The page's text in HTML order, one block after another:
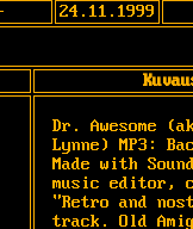
24.11.1999
Dr. Awesome
Lynne) MP3:
Made with
music editor,
"Retro and
track. Old